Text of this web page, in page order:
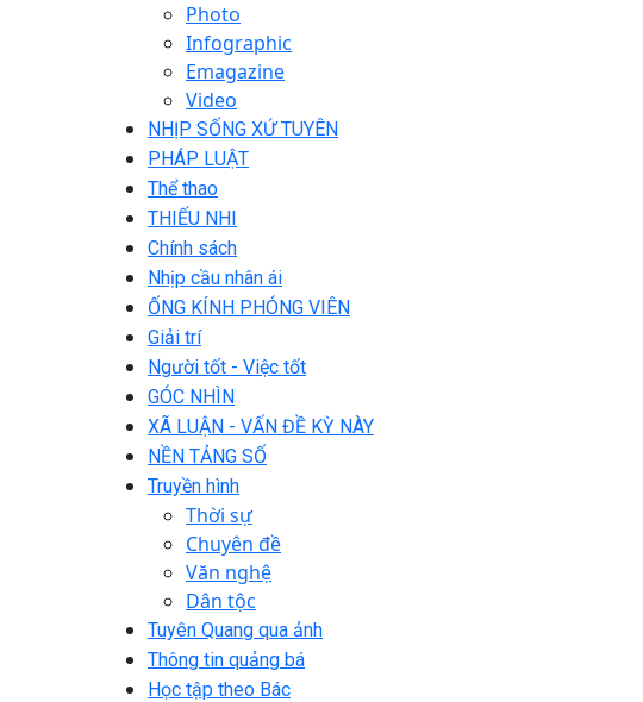
Photo
Infographic
Emagazine
Video
NHỊP SỐNG XỨ TUYÊN
PHÁP LUẬT
Thể thao
THIẾU NHI
Chính sách
Nhịp cầu nhân ái
ỐNG KÍNH PHÓNG VIÊN
Giải trí
Người tốt - Việc tốt
GÓC NHÌN
XÃ LUẬN - VẤN ĐỀ KỲ NÀY
NỀN TẢNG SỐ
Truyền hình
Thời sự
Chuyên đề
Văn nghệ
Dân tộc
Tuyên Quang qua ảnh
Thông tin quảng bá
Học tập theo Bác